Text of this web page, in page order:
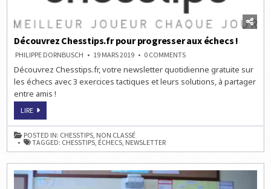
Découvrez Chesstips.fr pour progresser aux échecs !
PHILIPPE DORNBUSCH 19 MARS 2019 0 COMMENTSON
CHESSTIPS.FR
POUR
PROGRESSER
Découvrez Chesstips.fr, votre newsletter quotidienne gratuite sur
les échecs avec 3 exercices tactiques et leurs solutions, à partager
entre amis !
LIREDÉCOUVREZ
POUR
PROGRESSER
AUX
ÉCHECS
!
POSTED IN: CHESSTIPS NON CLASSÉ
TAGGED: CHESSTIPS ÉCHECS NEWSLETTER